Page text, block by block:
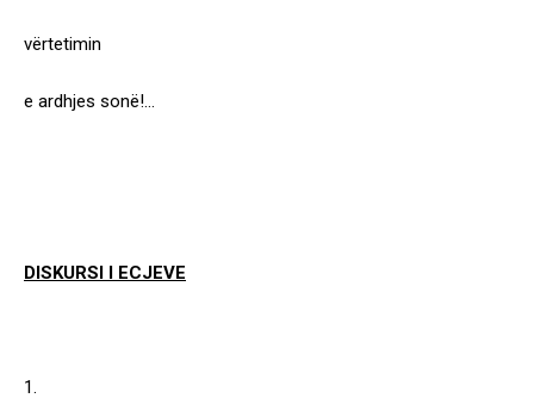
vërtetimin
e ardhjes sonë!…
DISKURSI I ECJEVE
1.